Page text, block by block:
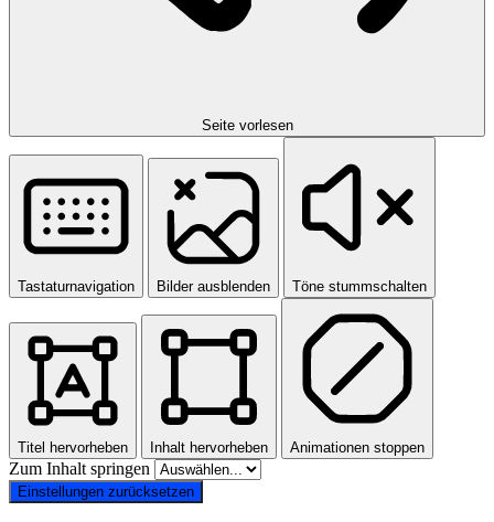
Seite vorlesen
Tastaturnavigation Bilder ausblenden Töne stummschalten
Titel hervorheben Inhalt hervorheben Animationen stoppen
Zum Inhalt springen
Einstellungen zurücksetzen